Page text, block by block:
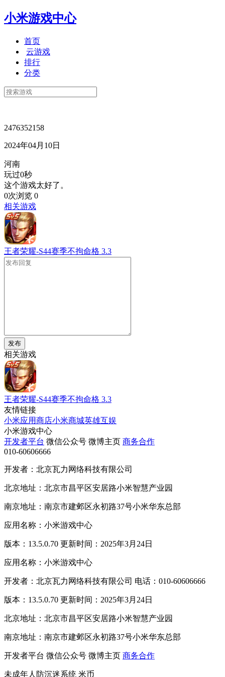
小米游戏中心
首页
云游戏
排行
分类
2476352158
2024年04月10日
河南
玩过0秒
这个游戏太好了。
0次浏览 0
相关游戏
王者荣耀-S44赛季不拘命格 3.3
发布
相关游戏
王者荣耀-S44赛季不拘命格 3.3
友情链接
小米应用商店小米商城英雄互娱
小米游戏中心
开发者平台 微信公众号 微博主页 商务合作
010-60606666
开发者：北京瓦力网络科技有限公司
北京地址：北京市昌平区安居路小米智慧产业园
南京地址：南京市建邺区永初路37号小米华东总部
应用名称：小米游戏中心
版本：13.5.0.70 更新时间：2025年3月24日
应用名称：小米游戏中心
开发者：北京瓦力网络科技有限公司 电话：010-60606666
版本：13.5.0.70 更新时间：2025年3月24日
北京地址：北京市昌平区安居路小米智慧产业园
南京地址：南京市建邺区永初路37号小米华东总部
开发者平台 微信公众号 微博主页 商务合作
未成年人防沉迷系统 米币